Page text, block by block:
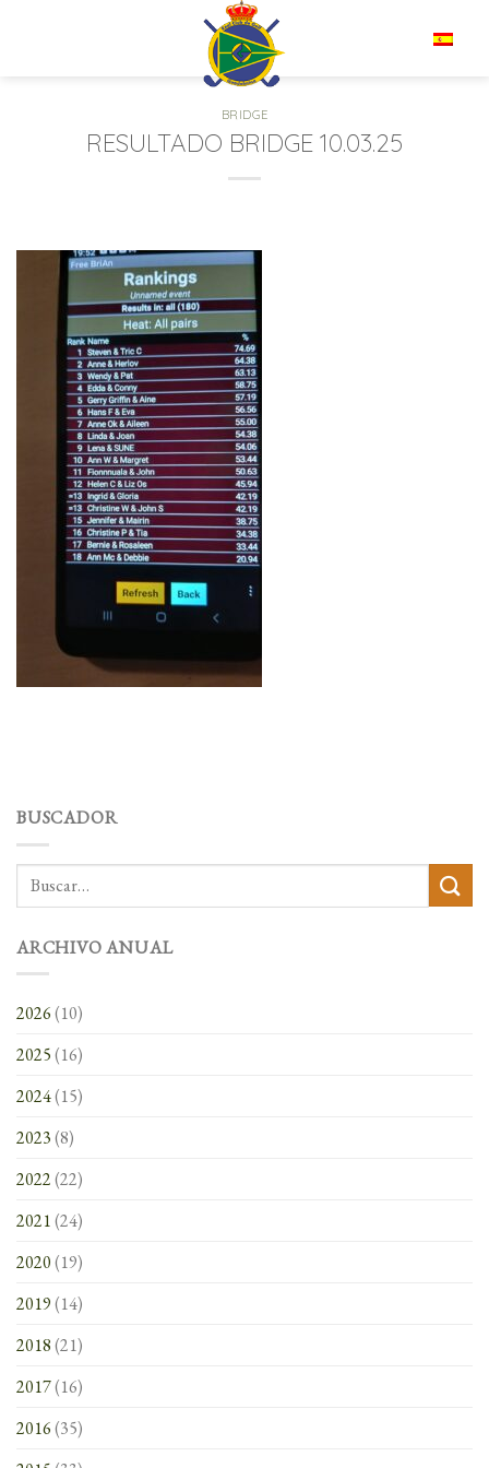
BRIDGE
RESULTADO BRIDGE 10.03.25
BUSCADOR
ARCHIVO ANUAL
2026(10)
2025(16)
2024(15)
2023(8)
2022(22)
2021(24)
2020(19)
2019(14)
2018(21)
2017(16)
2016(35)